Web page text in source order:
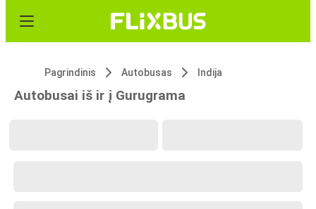
Pagrindinis Autobusas Indija
Autobusai iš ir į Gurugrama